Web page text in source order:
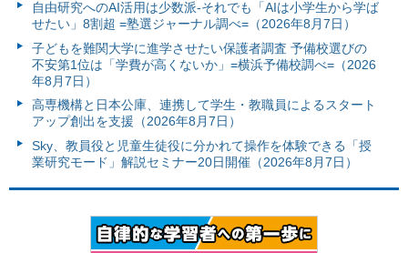
自由研究へのAI活用は少数派-それでも「AIは小学生から学ば
せたい」8割超 =塾選ジャーナル調べ=（2026年8月7日）
子どもを難関大学に進学させたい保護者調査 予備校選びの
不安第1位は「学費が高くないか」=横浜予備校調べ=（2026
年8月7日）
高専機構と日本公庫、連携して学生・教職員によるスタート
アップ創出を支援（2026年8月7日）
Sky、教員役と児童生徒役に分かれて操作を体験できる「授
業研究モード」解説セミナー20日開催（2026年8月7日）